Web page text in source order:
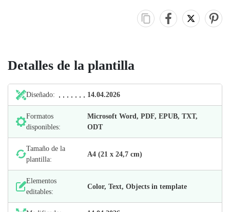
Detalles de la plantilla
Diseñado: 14.04.2026
Formatos
disponibles:
Microsoft Word, PDF, EPUB, TXT,
ODT
Tamaño de la
plantilla:
А4 (21 х 24,7 cm)
Elementos
editables:
Color, Text, Objects in template